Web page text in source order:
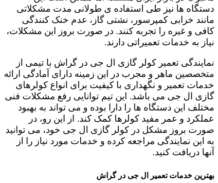
دستگاه ها نیز طی استفاده ی طولانی مدت مشکلاتی
مانند خرابی کمپرسور، نشتی گاز، عدم خنک کنندگی
کافی و غیره را تجربه کنند. در صورت بروز این مشکلات،
نیاز به خدمات تعمیراتی دارند.
نمایندگی تعمیر کولر گازی ال جی در گراش با تیمی از
متخصصین ماهر و مجرب در این زمینه دارای آمادگی ارائه
خدمات تعمیر و نگهداری با کیفیت برای انواع کولرهای
گازی ال جی می باشد. این تیم توانایی رفع مشکلات فنی
مختلف این دستگاه ها را دارا بوده و می تواند به بهبود
عملکرد و عمر مفید کولرها کمک کند. از این رو، در
صورت بروز مشکل در کولر گازی ال جی خود، می توانید
به این نمایندگی مراجعه کرده و خدمات مورد نیاز را از
آنها دریافت کنید.
بهترین خدمات تعمیر ال جی در گراش